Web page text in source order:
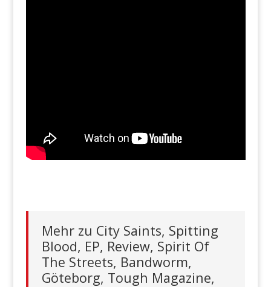
Mehr zu City Saints, Spitting
Blood, EP, Review, Spirit Of
The Streets, Bandworm,
Göteborg, Tough Magazine,